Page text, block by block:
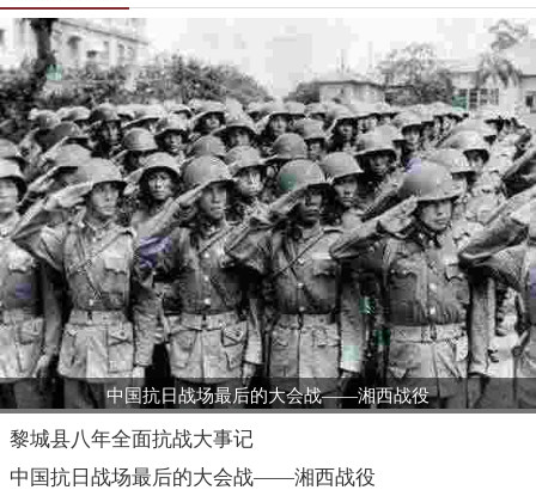
中国抗日战场最后的大会战——湘西战役
黎城县八年全面抗战大事记
中国抗日战场最后的大会战——湘西战役